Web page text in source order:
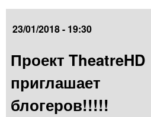
23/01/2018 - 19:30
Проект TheatreHD
приглашает
блогеров!!!!!